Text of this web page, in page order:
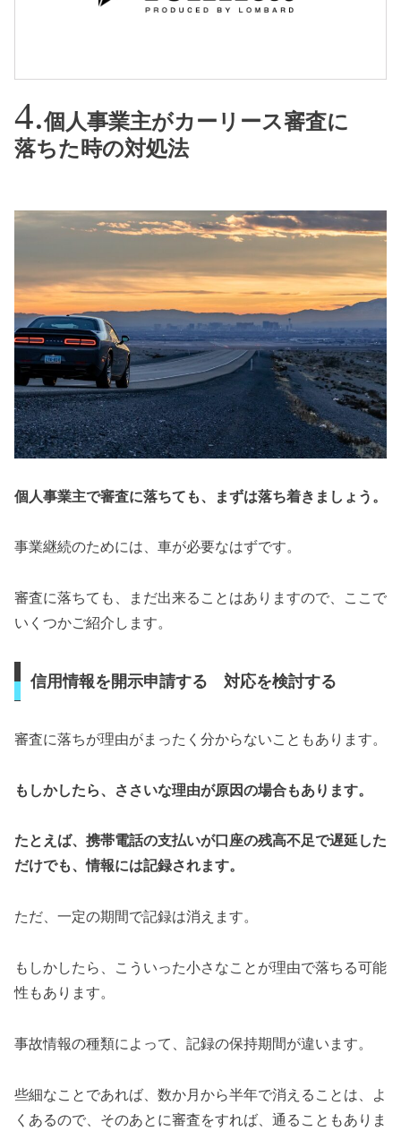
個人事業主がカーリース審査に
落ちた時の対処法
個人事業主で審査に落ちても、まずは落ち着きましょう。
事業継続のためには、車が必要なはずです。
審査に落ちても、まだ出来ることはありますので、ここで
いくつかご紹介します。
信用情報を開示申請する 対応を検討する
審査に落ちが理由がまったく分からないこともあります。
もしかしたら、ささいな理由が原因の場合もあります。
たとえば、携帯電話の支払いが口座の残高不足で遅延した
だけでも、情報には記録されます。
ただ、一定の期間で記録は消えます。
もしかしたら、こういった小さなことが理由で落ちる可能
性もあります。
事故情報の種類によって、記録の保持期間が違います。
些細なことであれば、数か月から半年で消えることは、よ
くあるので、そのあとに審査をすれば、通ることもありま